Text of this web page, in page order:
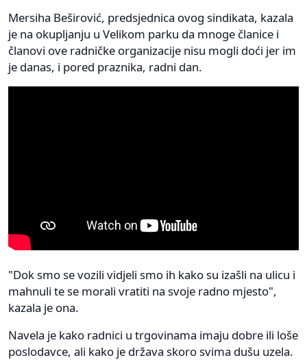
Mersiha Beširović, predsjednica ovog sindikata, kazala
je na okupljanju u Velikom parku da mnoge članice i
članovi ove radničke organizacije nisu mogli doći jer im
je danas, i pored praznika, radni dan.
"Dok smo se vozili vidjeli smo ih kako su izašli na ulicu i
mahnuli te se morali vratiti na svoje radno mjesto",
kazala je ona.
Navela je kako radnici u trgovinama imaju dobre ili loše
poslodavce, ali kako je država skoro svima dušu uzela.